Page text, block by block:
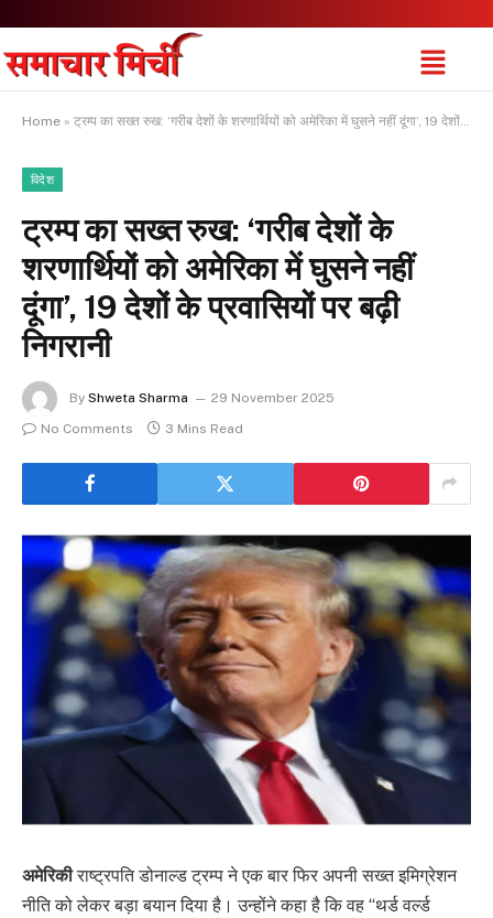
Home » ट्रम्प का सख्त रुख: ‘गरीब देशों के शरणार्थियों को अमेरिका में घुसने नहीं दूंगा’, 19 देशों के प्रवासियों पर बढ़ी निगरानी
विदेश
ट्रम्प का सख्त रुख: ‘गरीब देशों के
शरणार्थियों को अमेरिका में घुसने नहीं
दूंगा’, 19 देशों के प्रवासियों पर बढ़ी
निगरानी
By Shweta Sharma
29 November 2025
No Comments
3 Mins Read
अमेरिकीराष्ट्रपति डोनाल्ड ट्रम्प ने एक बार फिर अपनी सख्त इमिग्रेशन
नीति को लेकर बड़ा बयान दिया है। उन्होंने कहा है कि वह “थर्ड वर्ल्ड